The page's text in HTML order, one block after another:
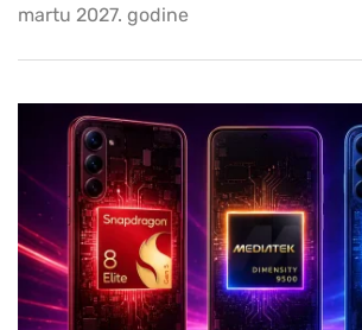
martu 2027. godine